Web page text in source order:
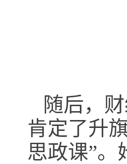
随后，
肯定了升
思政课”。